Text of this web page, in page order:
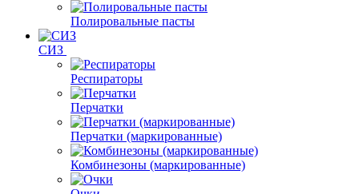
Полировальные пасты
СИЗ
Респираторы
Перчатки
Перчатки (маркированные)
Комбинезоны (маркированные)